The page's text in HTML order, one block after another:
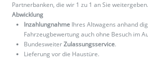
Partnerbanken, die wir 1 zu 1 an Sie weitergeben.
Abwicklung
Inzahlungnahme Ihres Altwagens anhand
Fahrzeugbewertung auch ohne Besuch im
BundesweiterZulassungsservice.
Lieferung vor die Haustüre.